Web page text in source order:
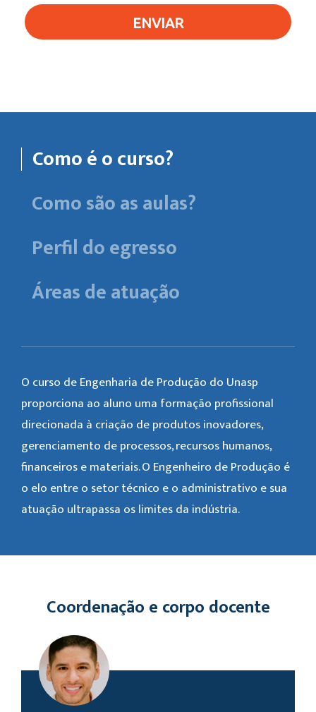
ENVIAR
Como é o curso?
Como são as aulas?
Perfil do egresso
Áreas de atuação
O curso de Engenharia de Produção do Unasp
proporciona ao aluno uma formação profissional
direcionada à criação de produtos inovadores,
gerenciamento de processos, recursos humanos,
financeiros e materiais. O Engenheiro de Produção é
o elo entre o setor técnico e o administrativo e sua
atuação ultrapassa os limites da indústria.
Coordenação e corpo docente